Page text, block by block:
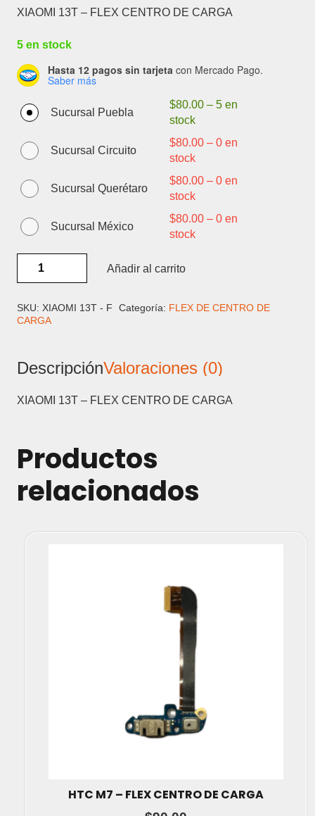
XIAOMI 13T – FLEX CENTRO DE CARGA
5 en stock
Hasta 12 pagos sin tarjeta con Mercado Pago.
Saber más
Sucursal Puebla
$80.00 –5 en
stock
Sucursal Circuito
$80.00 –0 en
stock
Sucursal Querétaro
$80.00 –0 en
stock
Sucursal México
$80.00 –0 en
stock
FLEX
CENTRO
cantidad
Añadir al carrito
SKU: XIAOMI 13T - F Categoría: FLEX DE CENTRO DE
CARGA
DescripciónValoraciones (0)
XIAOMI 13T – FLEX CENTRO DE CARGA
Productos
relacionados
HTC M7 – FLEX CENTRO DE CARGA